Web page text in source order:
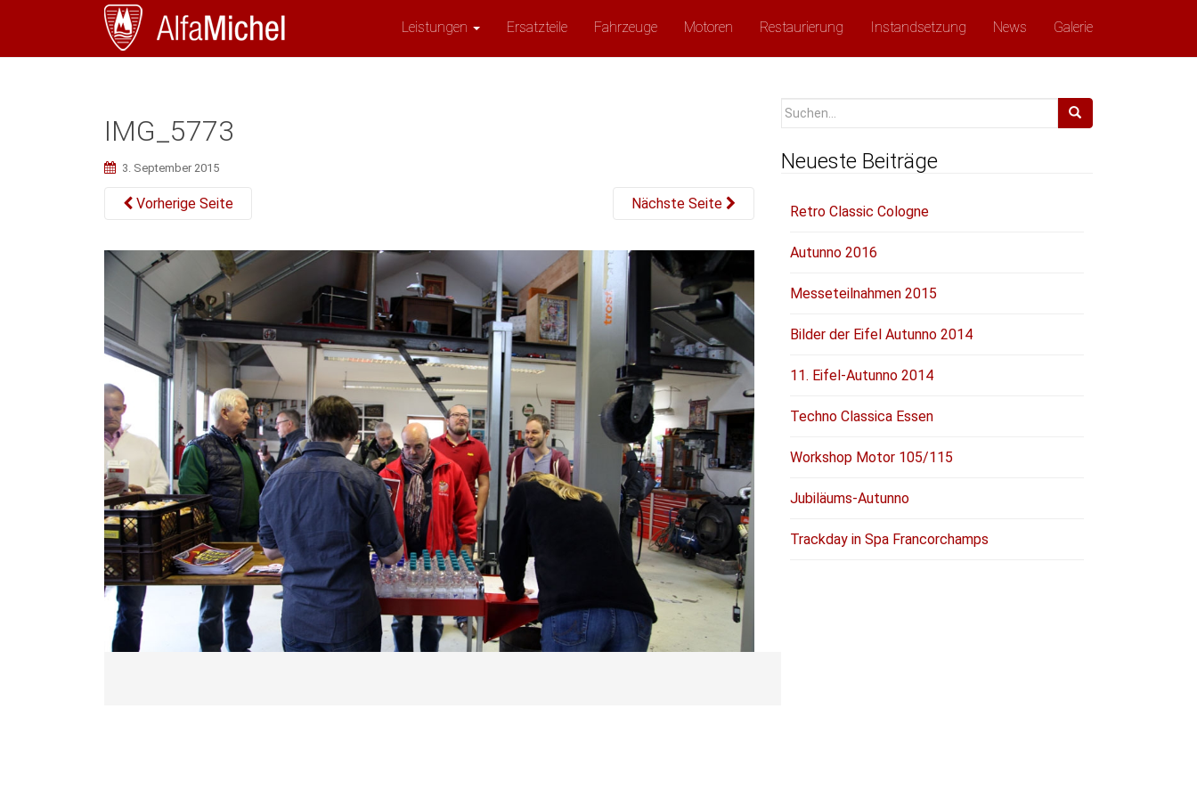
Leistungen Ersatzteile Fahrzeuge Motoren Restaurierung Instandsetzung News Galerie
IMG_5773
3. September 2015
Vorherige Seite Nächste Seite
Suchen
Neueste Beiträge
Retro Classic Cologne
Autunno 2016
Messeteilnahmen 2015
Bilder der Eifel Autunno 2014
11. Eifel-Autunno 2014
Techno Classica Essen
Workshop Motor 105/115
Jubiläums-Autunno
Trackday in Spa Francorchamps